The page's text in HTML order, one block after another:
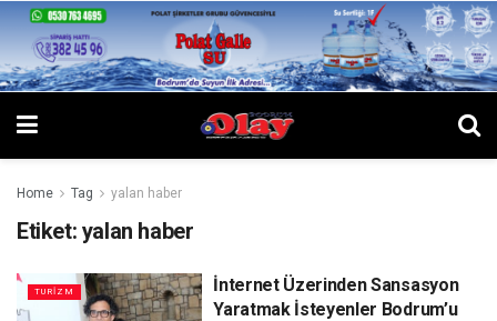
Home Tag yalan haber
Etiket: yalan haber
TURIZM
İnternet Üzerinden Sansasyon
Yaratmak İsteyenler Bodrum’u